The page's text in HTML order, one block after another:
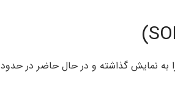
به نمایش گذاشته و در حال حاضر در حدود